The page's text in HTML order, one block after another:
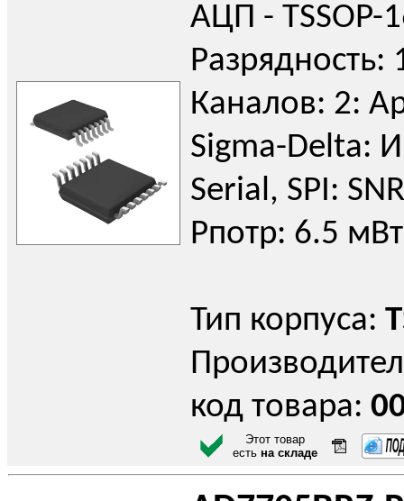
АЦП - TSSOP-
Разрядность:
Каналов: 2:
Sigma-Delta:
Serial, SPI:
Pпотр: 6.5 мВт
Тип корпуса:
код товара:
Этот товар
есть на складе